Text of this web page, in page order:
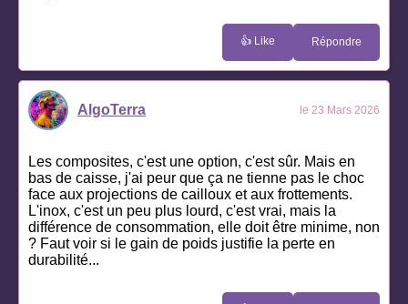
👍 Like Répondre
AlgoTerra le 23 Mars 2026
Les composites, c'est une option, c'est sûr. Mais en
bas de caisse, j'ai peur que ça ne tienne pas le choc
face aux projections de cailloux et aux frottements.
L'inox, c'est un peu plus lourd, c'est vrai, mais la
différence de consommation, elle doit être minime, non
? Faut voir si le gain de poids justifie la perte en
durabilité...